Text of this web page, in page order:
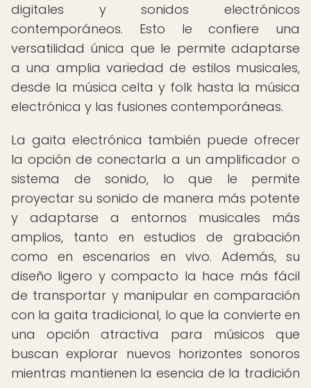
digitales y sonidos electrónicos
contemporáneos. Esto le confiere una
versatilidad única que le permite adaptarse
a una amplia variedad de estilos musicales,
desde la música celta y folk hasta la música
electrónica y las fusiones contemporáneas.
La gaita electrónica también puede ofrecer
la opción de conectarla a un amplificador o
sistema de sonido, lo que le permite
proyectar su sonido de manera más potente
y adaptarse a entornos musicales más
amplios, tanto en estudios de grabación
como en escenarios en vivo. Además, su
diseño ligero y compacto la hace más fácil
de transportar y manipular en comparación
con la gaita tradicional, lo que la convierte en
una opción atractiva para músicos que
buscan explorar nuevos horizontes sonoros
mientras mantienen la esencia de la tradición